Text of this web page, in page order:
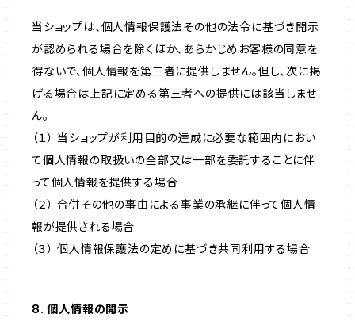
当ショップは、個人情報保護法その他の法令に基づき開示
が認められる場合を除くほか、あらかじめお客様の同意を
得ないで、個人情報を第三者に提供しません。但し、次に掲
げる場合は上記に定める第三者への提供には該当しませ
ん。
（１） 当ショップが利用目的の達成に必要な範囲内におい
て個人情報の取扱いの全部又は一部を委託することに伴
って個人情報を提供する場合
（２） 合併その他の事由による事業の承継に伴って個人情
報が提供される場合
（３） 個人情報保護法の定めに基づき共同利用する場合
8. 個人情報の開示